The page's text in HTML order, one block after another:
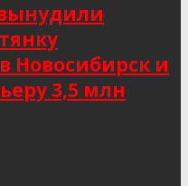
Новосибирск и
3,5 млн